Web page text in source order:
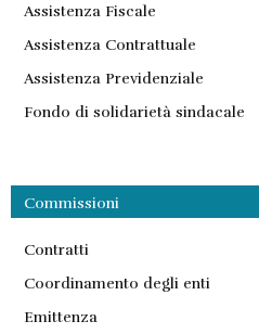
Assistenza Fiscale
Assistenza Contrattuale
Assistenza Previdenziale
Fondo di solidarietà sindacale
Commissioni
Contratti
Coordinamento degli enti
Emittenza